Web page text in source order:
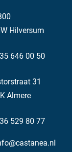
Hilversum
646 00 50
31
Almere
529 80 77